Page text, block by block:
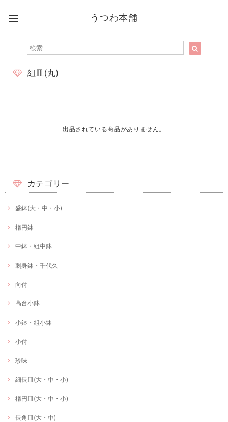
うつわ本舗
組皿(丸)
出品されている商品がありません。
カテゴリー
盛鉢(大・中・小)
楕円鉢
中鉢・組中鉢
刺身鉢・千代久
向付
高台小鉢
小鉢・組小鉢
小付
珍味
細長皿(大・中・小)
楕円皿(大・中・小)
長角皿(大・中)